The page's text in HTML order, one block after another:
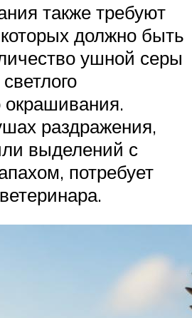
также требуют
должно быть
ушной серы
окрашивания.
раздражения,
выделений с
потребует